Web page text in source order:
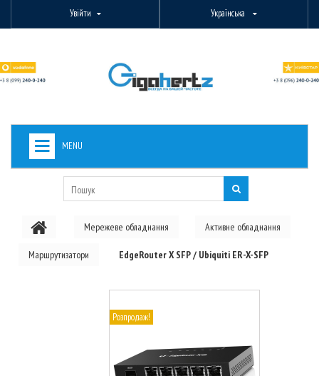
Увійти Українська
MENU
PON ОБЛАДНАННЯ
Мережеве обладнання Активне обладнання
Маршрутизатори EdgeRouter X SFP / Ubiquiti ER-X-SFP
Розпродаж!